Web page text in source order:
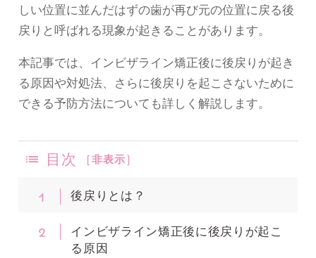
しい位置に並んだはずの歯が再び元の位置に戻る後
戻りと呼ばれる現象が起きることがあります。
本記事では、インビザライン矯正後に後戻りが起き
る原因や対処法、さらに後戻りを起こさないために
できる予防方法についても詳しく解説します。
目次 [非表示]
1 後戻りとは？
2
インビザライン矯正後に後戻りが起こ
る原因